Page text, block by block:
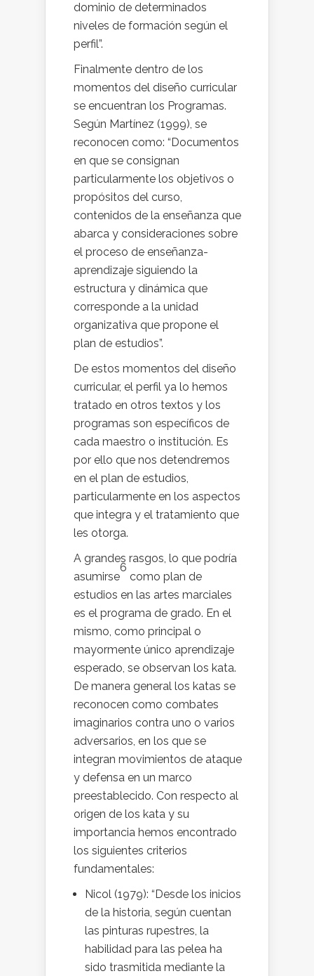
dominio de determinados
niveles de formación según el
perfil”.
Finalmente dentro de los
momentos del diseño curricular
se encuentran los Programas.
Según Martínez (1999), se
reconocen como: “Documentos
en que se consignan
particularmente los objetivos o
propósitos del curso,
contenidos de la enseñanza que
abarca y consideraciones sobre
el proceso de enseñanza-
aprendizaje siguiendo la
estructura y dinámica que
corresponde a la unidad
organizativa que propone el
plan de estudios”.
De estos momentos del diseño
curricular, el perfil ya lo hemos
tratado en otros textos y los
programas son específicos de
cada maestro o institución. Es
por ello que nos detendremos
en el plan de estudios,
particularmente en los aspectos
que integra y el tratamiento que
les otorga.
A grandes rasgos, lo que podría
asumirse
6
como plan de
estudios en las artes marciales
es el programa de grado. En el
mismo, como principal o
mayormente único aprendizaje
esperado, se observan los kata.
De manera general los katas se
reconocen como combates
imaginarios contra uno o varios
adversarios, en los que se
integran movimientos de ataque
y defensa en un marco
preestablecido. Con respecto al
origen de los kata y su
importancia hemos encontrado
los siguientes criterios
fundamentales:
Nicol (1979): “Desde los inicios
de la historia, según cuentan
las pinturas rupestres, la
habilidad para las pelea ha
sido trasmitida mediante la